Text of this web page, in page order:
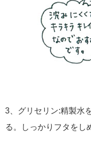
3、グリセリン:精製水
る。しっかりフタをし